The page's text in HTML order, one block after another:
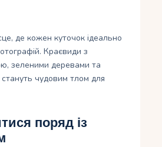
де кожен куточок ідеально
Краєвиди з
зеленими деревами та
чудовим тлом для
поряд із